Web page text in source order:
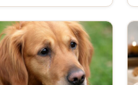
problémy každodenní
péče. Může se…